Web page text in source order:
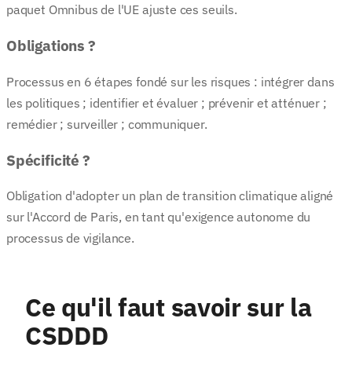
paquet Omnibus de l'UE ajuste ces seuils.
Obligations ?
Processus en 6 étapes fondé sur les risques : intégrer dans
les politiques ; identifier et évaluer ; prévenir et atténuer ;
remédier ; surveiller ; communiquer.
Spécificité ?
Obligation d'adopter un plan de transition climatique aligné
sur l'Accord de Paris, en tant qu'exigence autonome du
processus de vigilance.
Ce qu'il faut savoir sur la
CSDDD